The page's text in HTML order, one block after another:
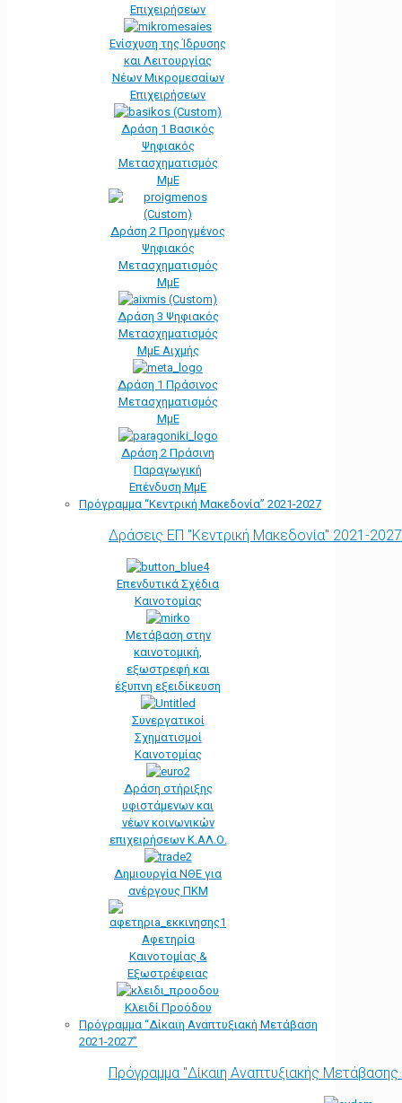
Επιχειρήσεων
Ενίσχυση της Ίδρυσης
και Λειτουργίας
Νέων Μικρομεσαίων
Επιχειρήσεων
Δράση 1 Βασικός
Ψηφιακός
Μετασχηματισμός
ΜμΕ
Δράση 2 Προηγμένος
Ψηφιακός
Μετασχηματισμός
ΜμΕ
Δράση 3 Ψηφιακός
Μετασχηματισμός
ΜμΕ Αιχμής
Δράση 1 Πράσινος
Μετασχηματισμός
ΜμΕ
Δράση 2 Πράσινη
Παραγωγική
Επένδυση ΜμΕ
Πρόγραμμα “Κεντρική Μακεδονία” 2021-2027
Δράσεις ΕΠ "Κεντρική Μακεδονία" 2021-2027
Επενδυτικά Σχέδια
Καινοτομίας
Μετάβαση στην
καινοτομική,
εξωστρεφή και
έξυπνη εξειδίκευση
Συνεργατικοί
Σχηματισμοί
Καινοτομίας
Δράση στήριξης
υφιστάμενων και
νέων κοινωνικών
επιχειρήσεων Κ.ΑΛ.Ο.
Δημιουργία ΝΘΕ για
ανέργους ΠΚΜ
Αφετηρία
Kαινοτομίας &
Εξωστρέφειας
Κλειδί Προόδου
Πρόγραμμα “Δίκαιη Αναπτυξιακή Μετάβαση
2021-2027”
Πρόγραμμα "Δίκαιη Αναπτυξιακής